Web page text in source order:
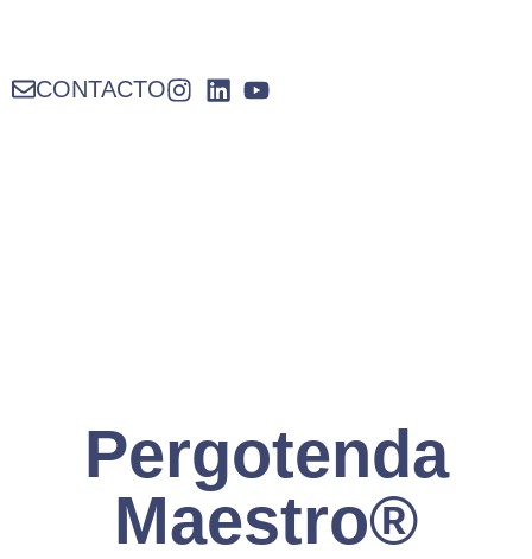
CONTACTO
Pergotenda
Maestro®